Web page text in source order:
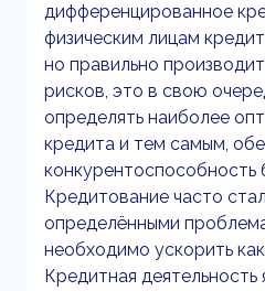
дифференцированное
физическим лицам
но правильно
рисков, это в свою
определять наиболее
кредита и тем самым,
конкурентоспособность
Кредитование часто
определёнными
необходимо ускорить
Кредитная